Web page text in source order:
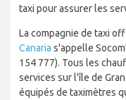
taxi pour assurer les
La compagnie de taxi
Canaria s'appelle
154 777). Tous les
services sur l'île de
équipés de taximètres